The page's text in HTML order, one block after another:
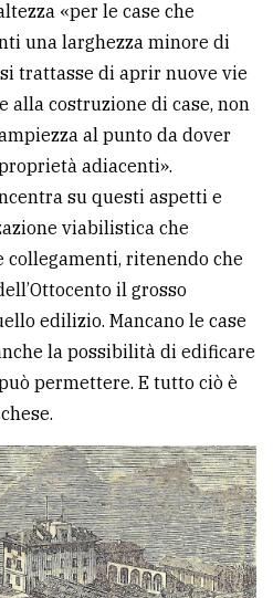
«per le case che
una larghezza minore di
trattasse di aprir nuove vie
costruzione di case, non
al punto da dover
adiacenti».
su questi aspetti e
viabilistica che
ritenendo che
il grosso
edilizio. Mancano le case
la possibilità di edificare
permettere. E tutto ciò è